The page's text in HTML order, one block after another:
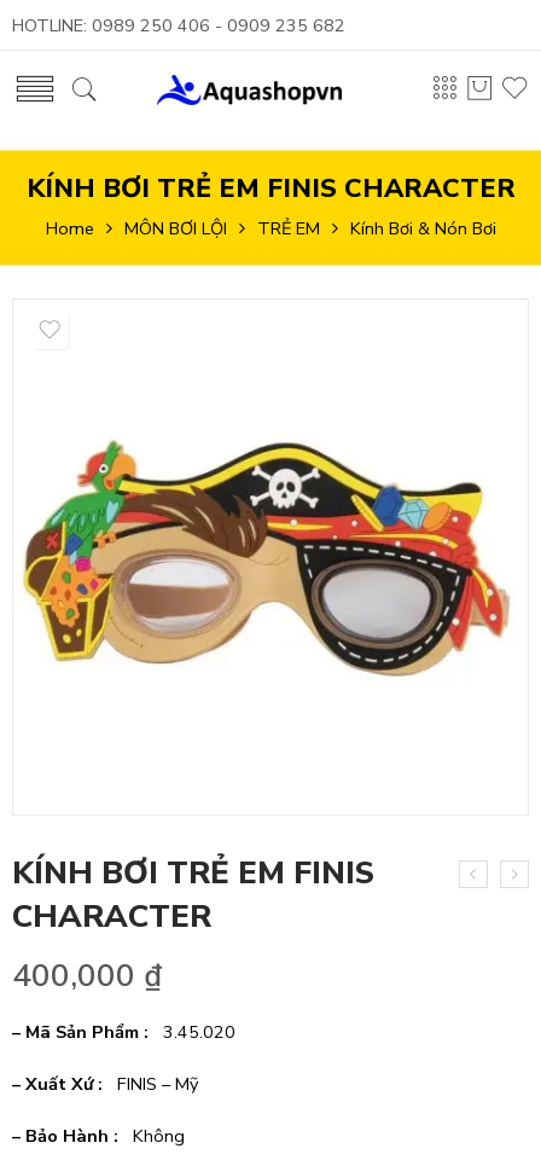
HOTLINE: 0989 250 406 - 0909 235 682
KÍNH BƠI TRẺ EM FINIS CHARACTER
Home MÔN BƠI LỘI TRẺ EM Kính Bơi & Nón Bơi
KÍNH BƠI TRẺ EM FINIS
CHARACTER
400,000 ₫
– Mã Sản Phẩm : 3.45.020
– Xuất Xứ : FINIS – Mỹ
– Bảo Hành : Không